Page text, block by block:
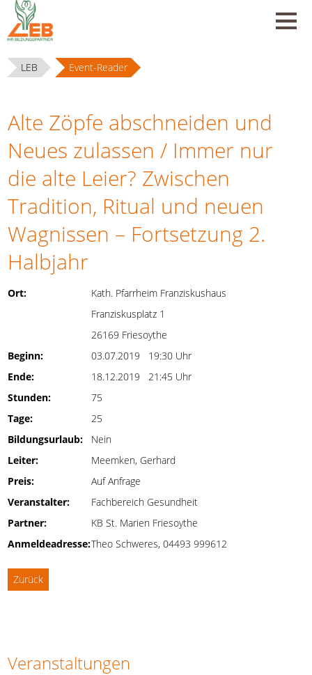
LEB Event-Reader
Alte Zöpfe abschneiden und
Neues zulassen / Immer nur
die alte Leier? Zwischen
Tradition, Ritual und neuen
Wagnissen – Fortsetzung 2.
Halbjahr
Ort:
Kath. Pfarrheim Franziskushaus
Franziskusplatz 1
26169 Friesoythe
Beginn:
03.07.2019 19:30 Uhr
Ende:
18.12.2019 21:45 Uhr
Stunden:
75
Tage:
25
Bildungsurlaub:
Nein
Leiter:
Meemken, Gerhard
Preis:
Auf Anfrage
Veranstalter:
Fachbereich Gesundheit
Partner:
KB St. Marien Friesoythe
Anmeldeadresse:Theo Schweres, 04493 999612
Zurück
Veranstaltungen